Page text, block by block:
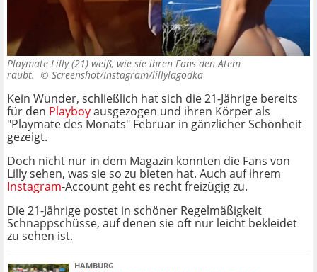
Playmate Lilly (21) weiß, wie sie ihren Fans den Atem
raubt. © Screenshot/Instagram/lillylagodka
Kein Wunder, schließlich hat sich die 21-Jährige bereits
für den Playboyausgezogen und ihren Körper als
"Playmate des Monats" Februar in gänzlicher Schönheit
gezeigt.
Doch nicht nur in dem Magazin konnten die Fans von
Lilly sehen, was sie so zu bieten hat. Auch auf ihrem
Instagram-Account geht es recht freizügig zu.
Die 21-Jährige postet in schöner Regelmäßigkeit
Schnappschüsse, auf denen sie oft nur leicht bekleidet
zu sehen ist.
HAMBURG